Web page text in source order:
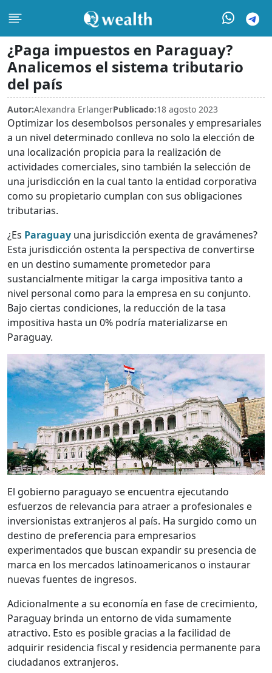
¿Paga impuestos en Paraguay?
Analicemos el sistema tributario
del país
Autor:Alexandra ErlangerPublicado:18 agosto 2023
Optimizar los desembolsos personales y empresariales
a un nivel determinado conlleva no solo la elección de
una localización propicia para la realización de
actividades comerciales, sino también la selección de
una jurisdicción en la cual tanto la entidad corporativa
como su propietario cumplan con sus obligaciones
tributarias.
¿Es Paraguay una jurisdicción exenta de gravámenes?
Esta jurisdicción ostenta la perspectiva de convertirse
en un destino sumamente prometedor para
sustancialmente mitigar la carga impositiva tanto a
nivel personal como para la empresa en su conjunto.
Bajo ciertas condiciones, la reducción de la tasa
impositiva hasta un 0% podría materializarse en
Paraguay.
El gobierno paraguayo se encuentra ejecutando
esfuerzos de relevancia para atraer a profesionales e
inversionistas extranjeros al país. Ha surgido como un
destino de preferencia para empresarios
experimentados que buscan expandir su presencia de
marca en los mercados latinoamericanos o instaurar
nuevas fuentes de ingresos.
Adicionalmente a su economía en fase de crecimiento,
Paraguay brinda un entorno de vida sumamente
atractivo. Esto es posible gracias a la facilidad de
adquirir residencia fiscal y residencia permanente para
ciudadanos extranjeros.